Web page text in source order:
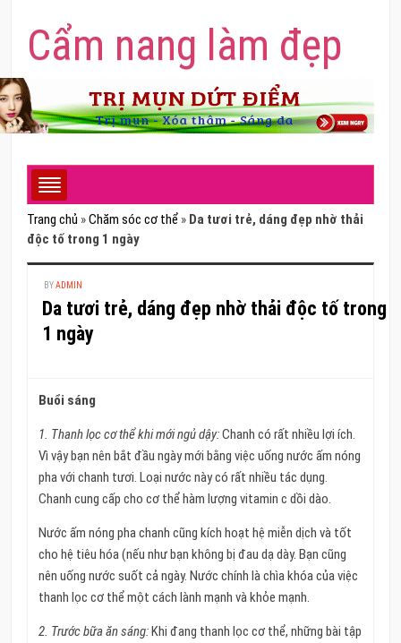
Cẩm nang làm đẹp
Trang chủ »Chăm sóc cơ thể » Da tươi trẻ, dáng đẹp nhờ thải
độc tố trong 1 ngày
BYADMIN
Da tươi trẻ, dáng đẹp nhờ thải độc tố trong
1 ngày
Buổi sáng
1. Thanh lọc cơ thể khi mới ngủ dậy:Chanh có rất nhiều lợi ích.
Vì vậy bạn nên bắt đầu ngày mới bằng việc uống nước ấm nóng
pha với chanh tươi. Loại nước này có rất nhiều tác dụng.
Chanh cung cấp cho cơ thể hàm lượng vitamin c dồi dào.
Nước ấm nóng pha chanh cũng kích hoạt hệ miễn dịch và tốt
cho hệ tiêu hóa (nếu như bạn không bị đau dạ dày. Bạn cũng
nên uống nước suốt cả ngày. Nước chính là chìa khóa của việc
thanh lọc cơ thể một cách lành mạnh và khỏe mạnh.
2. Trước bữa ăn sáng:Khi đang thanh lọc cơ thể, những bài tập